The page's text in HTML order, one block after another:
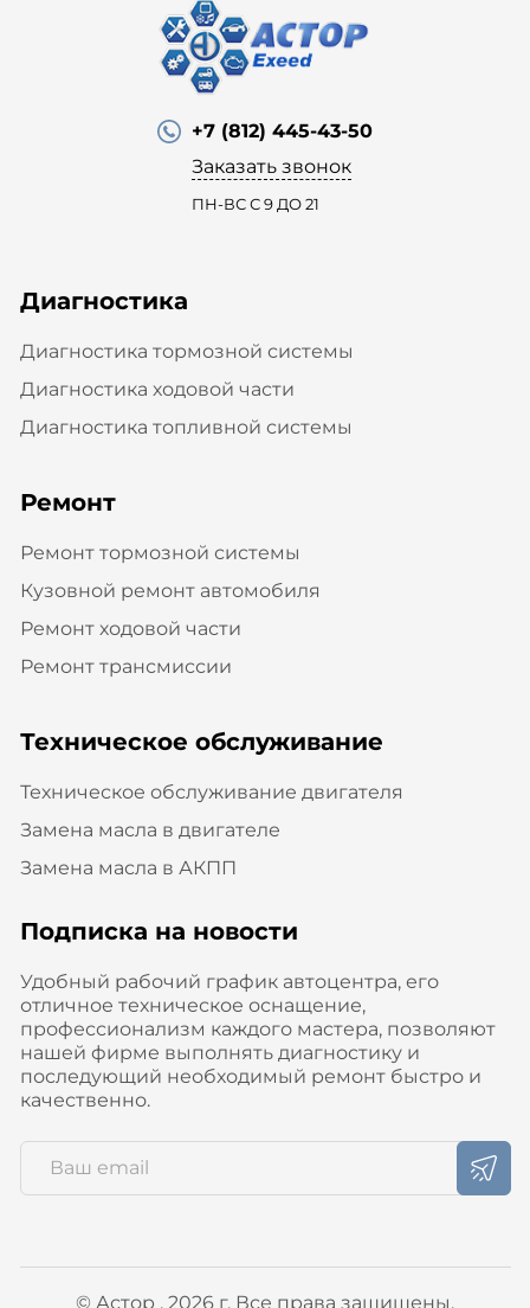
+7 (812) 445-43-50
Заказать звонок
ПН-ВС С 9 ДО 21
Диагностика
Диагностика тормозной системы
Диагностика ходовой части
Диагностика топливной системы
Ремонт
Ремонт тормозной системы
Кузовной ремонт автомобиля
Ремонт ходовой части
Ремонт трансмиссии
Техническое обслуживание
Техническое обслуживание двигателя
Замена масла в двигателе
Замена масла в АКПП
Подписка на новости
Удобный рабочий график автоцентра, его
отличное техническое оснащение,
профессионализм каждого мастера, позволяют
нашей фирме выполнять диагностику и
последующий необходимый ремонт быстро и
качественно.
© Астор , 2026 г. Все права защищены.